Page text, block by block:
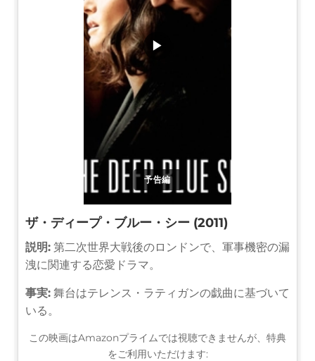
予告編
▶
ザ・ディープ・ブルー・シー (2011)
説明: 第二次世界大戦後のロンドンで、軍事機密の漏
洩に関連する恋愛ドラマ。
事実: 舞台はテレンス・ラティガンの戯曲に基づいて
いる。
この映画はAmazonプライムでは視聴できませんが、特典
をご利用いただけます: